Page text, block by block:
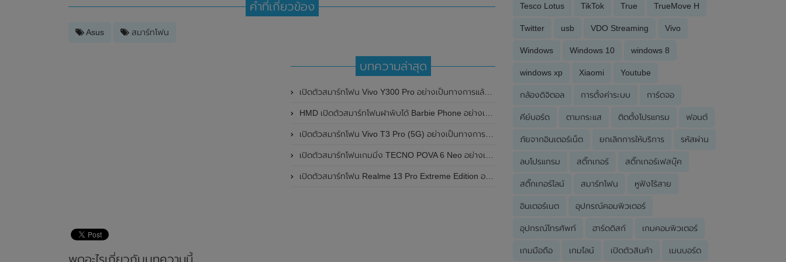
คำที่เกี่ยวข้อง
Asus สมาร์ทโฟน
บทความล่าสุด
เปิดตัวสมาร์ทโฟน Vivo Y300 Pro อย่างเป็นทางการแล้วในประเทศจีน มาพร้อมดีไซน์พรีเมี่ยม ทนทาน และแบตเตอรี่สุดอึดขนาดใหญ่ 6,500mAh พร้อมรองรับการชาร์จไว 80W
HMD เปิดตัวสมาร์ทโฟนฝาพับได้ Barbie Phone อย่างเป็นทางการแล้ว มาพร้อมธีมสีชมพูสดใส
เปิดตัวสมาร์ทโฟน Vivo T3 Pro (5G) อย่างเป็นทางการแล้วในประเทศอินเดีย
เปิดตัวสมาร์ทโฟนเกมมิ่ง TECNO POVA 6 Neo อย่างเป็นทางการแล้วในประเทศไทย ในราคา 8,499 บาท
เปิดตัวสมาร์ทโฟน Realme 13 Pro Extreme Edition อย่างเป็นทางการแล้วในประเทศจีน
พูดอะไรเกี่ยวกับบทความนี้
Tesco Lotus TikTok True TrueMove H
Twitter usb VDO Streaming Vivo
Windows Windows 10 windows 8
windows xp Xiaomi Youtube
กล้องดิจิตอล การตั้งค่าระบบ การ์ดจอ
คีย์บอร์ด ตามกระแส ติดตั้งโปรแกรม ฟอนต์
ภัยจากอินเตอร์เน็ต ยกเลิกการให้บริการ รหัสผ่าน
ลบโปรแกรม สติ๊กเกอร์ สติ๊กเกอร์เฟสบุ๊ค
สติ๊กเกอร์ไลน์ สมาร์ทโฟน หูฟังไร้สาย
อินเตอร์เนต อุปกรณ์คอมพิวเตอร์
อุปกรณ์โทรศัพท์ ฮาร์ดดิสก์ เกมคอมพิวเตอร์
เกมมือถือ เกมไลน์ เปิดตัวสินค้า เมนบอร์ด